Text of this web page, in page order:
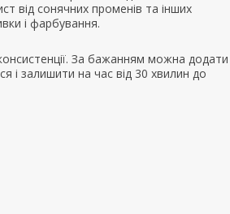
від сонячних променів та інших
і фарбування.
За бажанням можна додати
і залишити на час від 30 хвилин до